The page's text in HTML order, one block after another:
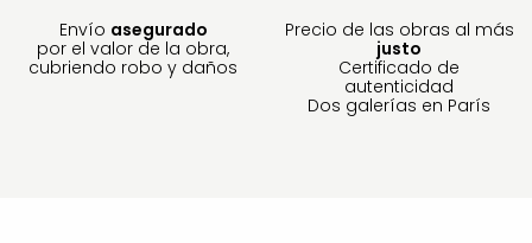
Envío asegurado
por el valor de la obra,
cubriendo robo y daños
Precio de las obras al más
justo
Certificado de
autenticidad
Dos galerías en París